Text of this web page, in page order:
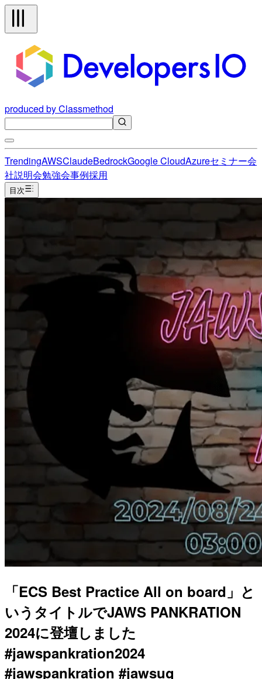
produced by Classmethod
TrendingAWSClaudeBedrockGoogle CloudAzureセミナー会
社説明会勉強会事例採用
目次
「ECS Best Practice All on board」と
いうタイトルでJAWS PANKRATION
2024に登壇しました
#jawspankration2024
#jawspankration #jawsug